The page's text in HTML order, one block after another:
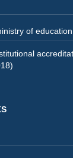
of education